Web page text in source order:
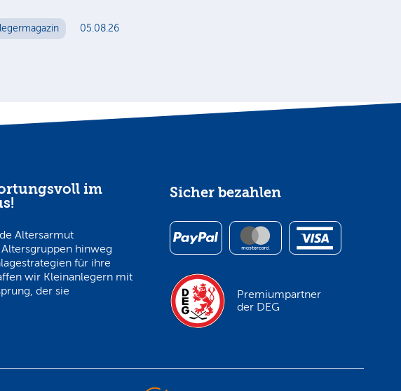
05.08.26
im
Altersarmut
hinweg
für ihre
wir Kleinanlegern mit
der sie
Sicher bezahlen
Premiumpartner
der DEG